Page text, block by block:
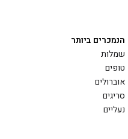
הנמכרים ביותר
שמלות
טופים
אוברולים
סריגים
נעליים